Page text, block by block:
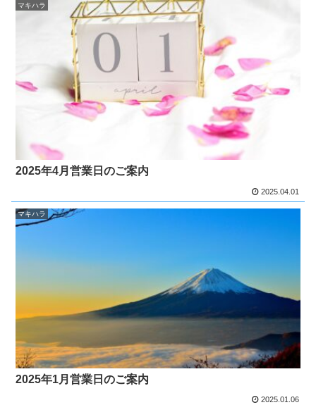
マキハラ
2025年4月営業日のご案内
2025.04.01
マキハラ
2025年1月営業日のご案内
2025.01.06